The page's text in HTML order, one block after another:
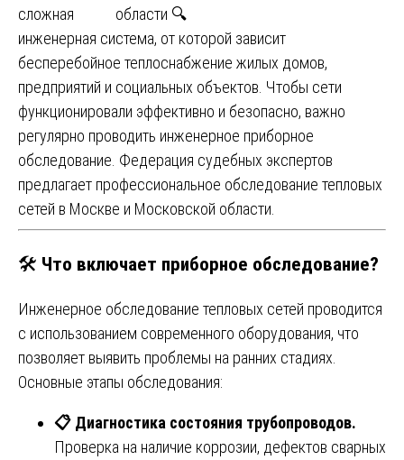
сложная
инженерная система, от которой зависит
бесперебойное теплоснабжение жилых домов,
предприятий и социальных объектов. Чтобы сети
функционировали эффективно и безопасно, важно
регулярно проводить инженерное приборное
обследование. Федерация судебных экспертов
предлагает профессиональное обследование тепловых
сетей в Москве и Московской области.
🛠 Что включает приборное обследование?
Инженерное обследование тепловых сетей проводится
с использованием современного оборудования, что
позволяет выявить проблемы на ранних стадиях.
Основные этапы обследования:
📋 Диагностика состояния трубопроводов.
Проверка на наличие коррозии, дефектов сварных